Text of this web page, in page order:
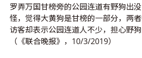
罗弄万国甘榜旁的公园连道有野狗出
怪，觉得大黄狗是甘榜的一部分，两
访客却表示公园连道人不少，担心野狗
（《联合晚报》，10/3/2019）